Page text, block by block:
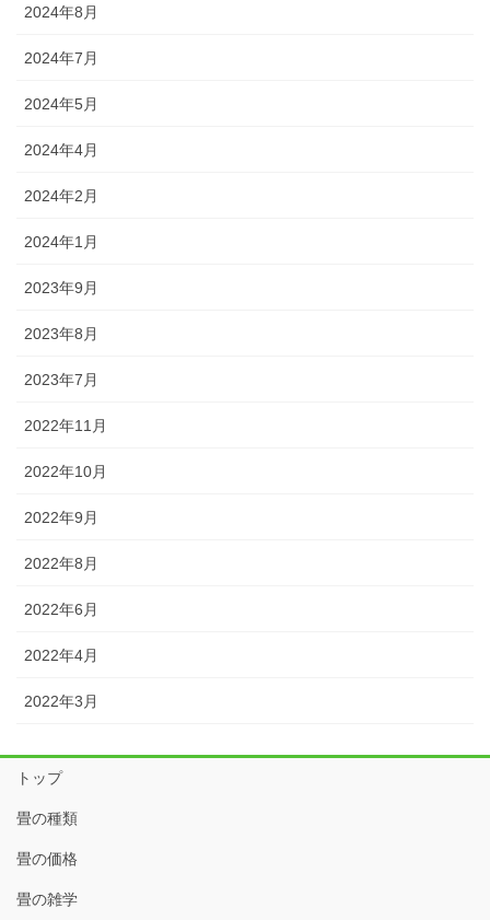
2024年8月
2024年7月
2024年5月
2024年4月
2024年2月
2024年1月
2023年9月
2023年8月
2023年7月
2022年11月
2022年10月
2022年9月
2022年8月
2022年6月
2022年4月
2022年3月
トップ
畳の種類
畳の価格
畳の雑学